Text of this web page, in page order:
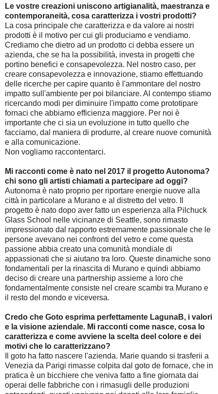
Le vostre creazioni uniscono artigianalità, maestranza e
contemporaneità, cosa caratterizza i vostri prodotti?
La cosa principale che caratterizza e da valore ai nostri
prodotti è il motivo per cui gli produciamo e vendiamo.
Crediamo che dietro ad un prodotto ci debba essere un
azienda, che se ha la possibilità, investa in progetti che
portino benefici e consapevolezza. Nel nostro caso, per
creare consapevolezza e innovazione, stiamo effettuando
delle ricerche per capire quanto è l'ammontare del nostro
impatto sull'ambiente per poi bilanciare. Al contempo stiamo
ricercando modi per diminuire l'impatto come prototipare
fornaci che abbiamo efficienza maggiore. Per noi è
importante che ci sia un evoluzione in tutto quello che
facciamo, dal maniera di produrre, al creare nuove comunità
e alla comunicazione.
Non vogliamo raccontentarci.
Mi racconti come è nato nel 2017 il progetto Autonoma?
chi sono gli artisti chiamati a partecipare ad oggi?
Autonoma è nato proprio per riportare energie nuove alla
città in particolare a Murano e al distretto del vetro. Il
progetto è nato dopo aver fatto un esperienza alla Pilchuck
Glass School nelle vicinanze di Seattle, sono rimasto
impressionato dal rapporto estremamente passionale che le
persone avevano nei confronti del vetro e come questa
passione abbia creato una comunità mondiale di
appassionati che si aiutano tra loro. Queste dinamiche sono
fondamentali per la rinascita di Murano e quindi abbiamo
deciso di creare una partnership assieme a loro che
fondamentalmente consiste nel creare scambi tra Murano e
il resto del mondo e viceversa.
Credo che Goto esprima perfettamente LagunaB, i valori
e la visione aziendale. Mi racconti come nasce, cosa lo
caratterizza e come avviene la scelta deel colore e dei
motivi che lo caratterizzano?
Il goto ha fatto nascere l'azienda. Marie quando si trasferii a
Venezia da Parigi rimasse colpita dal goto de fornace, che in
pratica è un bicchiere che veniva fatto a fine giornata dai
operai delle fabbriche con i rimasugli delle produzioni